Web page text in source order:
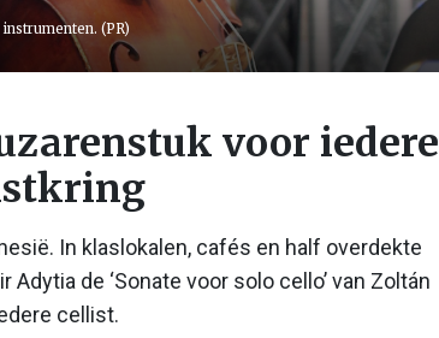
(PR)
voor iedere
In klaslokalen, cafés en half overdekte
de ‘Sonate voor solo cello’ van Zoltán
cellist.